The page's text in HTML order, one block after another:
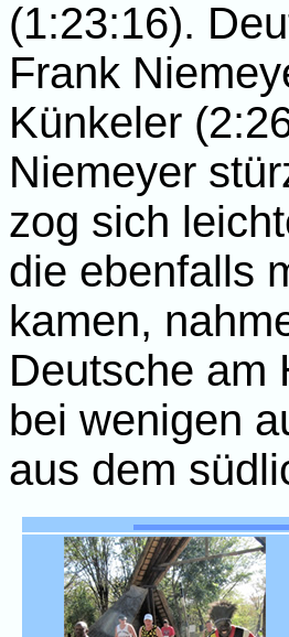
(1:23:16).
Frank
Künkeler
Niemeyer
zog sich
die ebenfalls
kamen,
Deutsche am
bei wenigen
aus dem